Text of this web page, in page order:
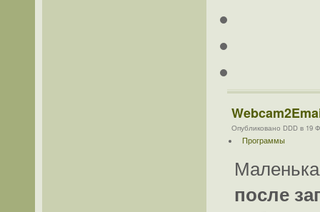
Опубликовано DDD в 19
Программы
после